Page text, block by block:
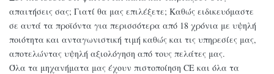
απαιτήσεις σας; Γιατί θα μας επιλέξετε; Καθώς ειδικευόμαστε
σε αυτά τα προϊόντα για περισσότερα από 18 χρόνια με υψηλή
ποιότητα και ανταγωνιστική τιμή καθώς και τις υπηρεσίες μας,
αποτελώντας υψηλή αξιολόγηση από τους πελάτες μας.
Όλα τα μηχανήματα μας έχουν πιστοποίηση CE και όλα τα